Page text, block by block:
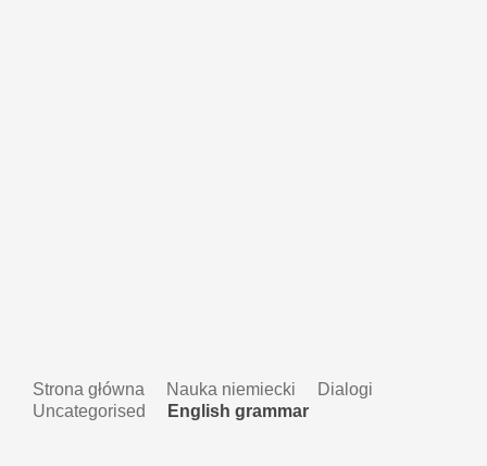
Strona główna Nauka niemiecki
Dialogi
Uncategorised
English grammar